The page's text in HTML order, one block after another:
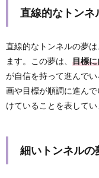
直線的なトンネ
直線的なトンネルの夢
ます。この夢は、 目標
が自信を持って進んで
画や目標が順調に進ん
けていることを表してい
細いトンネルの